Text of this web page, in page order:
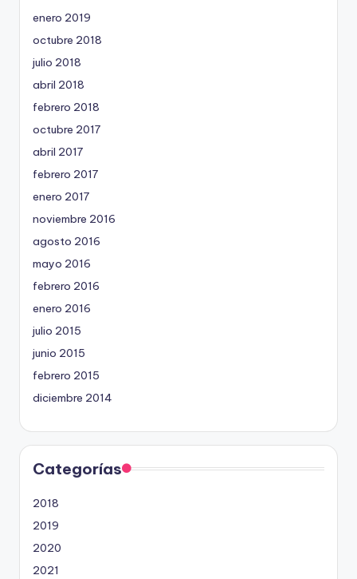
enero 2019
octubre 2018
julio 2018
abril 2018
febrero 2018
octubre 2017
abril 2017
febrero 2017
enero 2017
noviembre 2016
agosto 2016
mayo 2016
febrero 2016
enero 2016
julio 2015
junio 2015
febrero 2015
diciembre 2014
Categorías
2018
2019
2020
2021